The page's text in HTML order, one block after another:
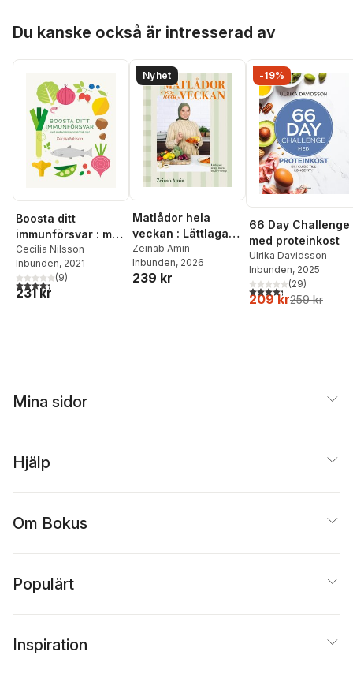
Du kanske också är intresserad av
Boosta ditt
immunförsvar : med
god
antiinflammatorisk
mat
Cecilia Nilsson
Inbunden, 2021
4,4utav 5 stjärnor. Totalt antal röster:
(9)
231 kr
Nyhet
Matlådor hela
veckan : Lättlagade
recept för en
enklare vardag
Zeinab Amin
Inbunden, 2026
239 kr
-19%
66 Day Challenge
med proteinkost
Ulrika Davidsson
Inbunden, 2025
4,3utav 5 stjärnor.
(29)
209 kr259 kr
Mina sidor
Hjälp
Om Bokus
Populärt
Inspiration